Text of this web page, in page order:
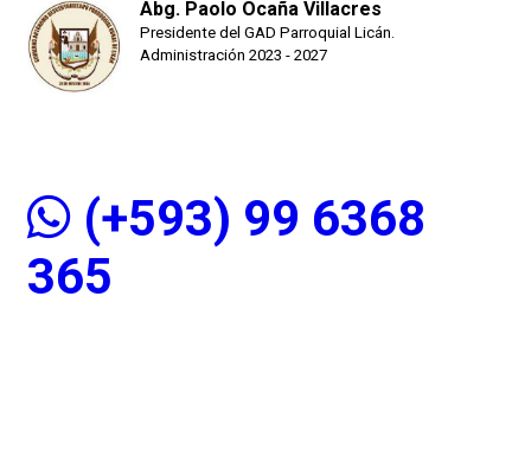
Abg. Paolo Ocaña Villacres
Presidente del GAD Parroquial Licán.
Administración 2023 - 2027
(+593) 99 6368
365